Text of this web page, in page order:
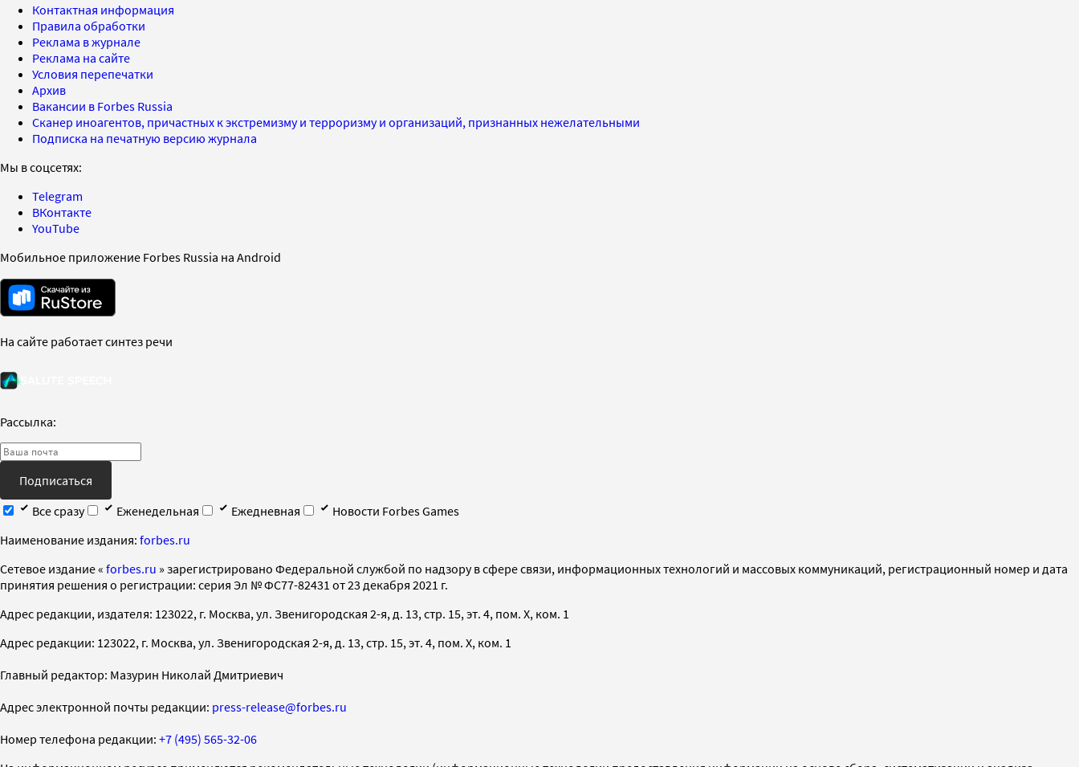
Контактная информация
Правила обработки
Реклама в журнале
Реклама на сайте
Условия перепечатки
Архив
Вакансии в Forbes Russia
Сканер иноагентов, причастных к экстремизму и терроризму и организаций, признанных нежелательными
Подписка на печатную версию журнала
Мы в соцсетях:
Telegram
ВКонтакте
YouTube
Мобильное приложение Forbes Russia на Android
На сайте работает синтез речи
Рассылка:
Подписаться
Все сразу
Еженедельная Ежедневная
Новости Forbes Games
Наименование издания: forbes.ru
Cетевое издание « forbes.ru » зарегистрировано Федеральной службой по надзору в сфере связи, информационных технологий и массовых коммуникаций, регистрационный номер и дата
принятия решения о регистрации: серия Эл № ФС77-82431 от 23 декабря 2021 г.
Адрес редакции, издателя: 123022, г. Москва, ул. Звенигородская 2-я, д. 13, стр. 15, эт. 4, пом. X, ком. 1
Адрес редакции: 123022, г. Москва, ул. Звенигородская 2-я, д. 13, стр. 15, эт. 4, пом. X, ком. 1
Главный редактор: Мазурин Николай Дмитриевич
Адрес электронной почты редакции: press-release@forbes.ru
Номер телефона редакции: +7 (495) 565-32-06